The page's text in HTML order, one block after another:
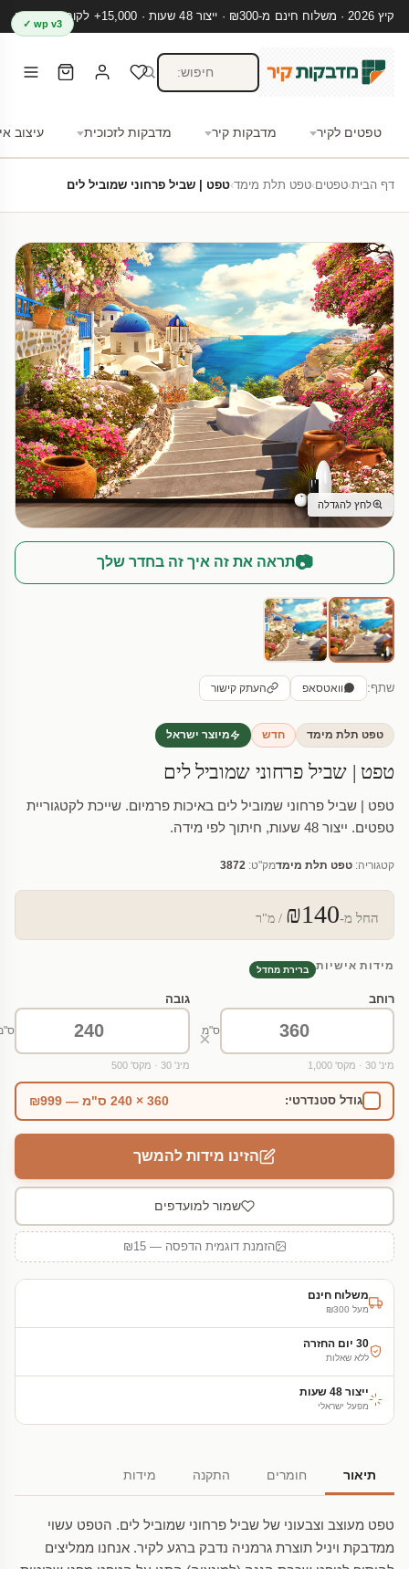
קיץ 2026 · משלוח חינם מ-₪300 · ייצור 48 שעות · 15,000+ לקוחות מרוצים
טפטים לקיר מדבקות קיר מדבקות לזכוכית עיצוב
wp v3 ✓
דף הבית›טפטים›טפט תלת מימד›טפט | שביל פרחוני שמוביל לים
לחץ להגדלה
📷תראה את זה איך זה בחדר שלך
שתף: וואטסאפ העתק קישור
טפט תלת מימד חדש מיוצר ישראל
טפט | שביל פרחוני שמוביל לים
טפט | שביל פרחוני שמוביל לים באיכות פרמיום. שייכת לקטגוריית
טפטים. ייצור 48 שעות, חיתוך לפי מידה.
קטגוריה: טפט תלת מימדמק"ט: 3872
החל מ-₪140 / מ"ר
מידות אישיות ברירת מחדל
רוחב
ס"מ
מינ' 30 · מקס' 1,000
×
גובה
מינ' 30 · מקס' 500
גודל סטנדרטי: 360 × 240 ס"מ — ₪999
הזינו מידות להמשך
שמור למועדפים
הזמנת דוגמית הדפסה — ₪15
משלוח חינם
מעל ₪300
30 יום החזרה
ללא שאלות
ייצור 48 שעות
מפעל ישראלי
תיאור חומרים התקנה מידות
טפט מעוצב וצבעוני של שביל פרחוני שמוביל לים. הטפט עשוי
ממדבקת ויניל תוצרת גרמניה נדבק ברגע לקיר. אנחנו ממליצים